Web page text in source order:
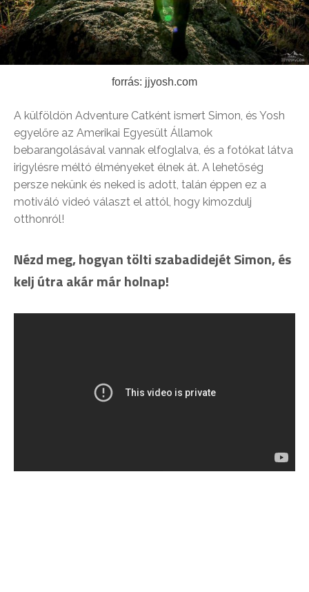
forrás: jjyosh.com
A külföldön Adventure Catként ismert Simon, és Yosh
egyelőre az Amerikai Egyesült Államok
bebarangolásával vannak elfoglalva, és a fotókat látva
irigylésre méltó élményeket élnek át. A lehetőség
persze nekünk és neked is adott, talán éppen ez a
motiváló videó választ el attól, hogy kimozdulj
otthonról!
Nézd meg, hogyan tölti szabadidejét Simon, és
kelj útra akár már holnap!